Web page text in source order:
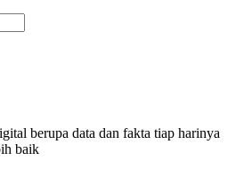
berupa data dan fakta tiap harinya
baik